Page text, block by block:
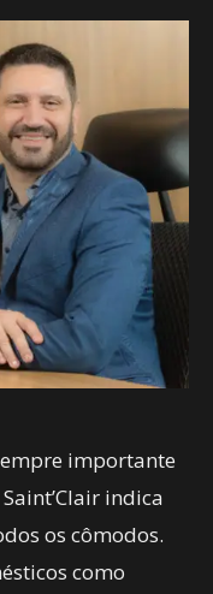
importante
indica
os cômodos.
como